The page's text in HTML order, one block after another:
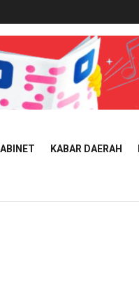
KABAR DAERAH